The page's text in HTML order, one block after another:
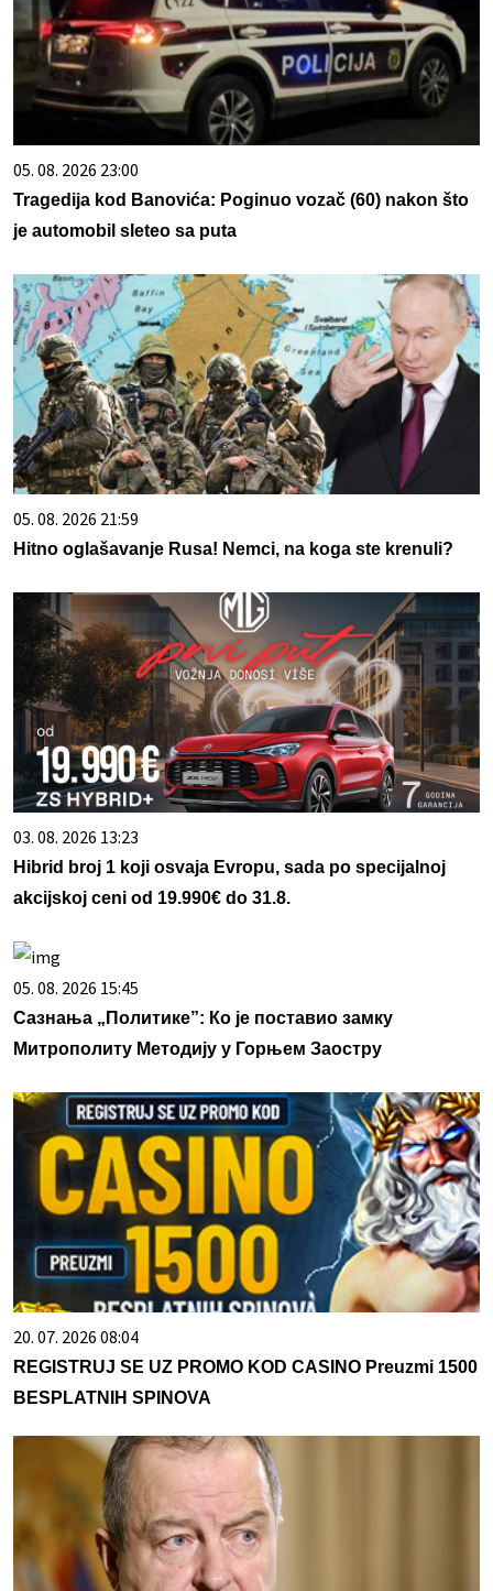
05. 08. 2026 23:00
Tragedija kod Banovića: Poginuo vozač (60) nakon što
je automobil sleteo sa puta
05. 08. 2026 21:59
Hitno oglašavanje Rusa! Nemci, na koga ste krenuli?
03. 08. 2026 13:23
Hibrid broj 1 koji osvaja Evropu, sada po specijalnoj
akcijskoj ceni od 19.990€ do 31.8.
05. 08. 2026 15:45
Сазнања „Политике”: Ко је поставио замку
Митрополиту Методију у Горњем Заостру
20. 07. 2026 08:04
REGISTRUJ SE UZ PROMO KOD CASINO Preuzmi 1500
BESPLATNIH SPINOVA